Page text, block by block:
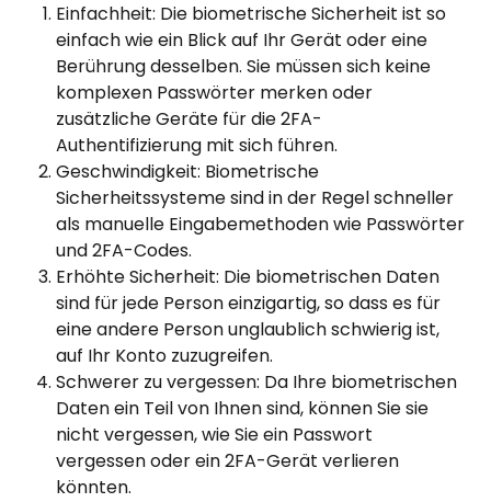
Einfachheit: Die biometrische Sicherheit ist so
einfach wie ein Blick auf Ihr Gerät oder eine
Berührung desselben. Sie müssen sich keine
komplexen Passwörter merken oder
zusätzliche Geräte für die 2FA-
Authentifizierung mit sich führen.
Geschwindigkeit: Biometrische
Sicherheitssysteme sind in der Regel schneller
als manuelle Eingabemethoden wie Passwörter
und 2FA-Codes.
Erhöhte Sicherheit: Die biometrischen Daten
sind für jede Person einzigartig, so dass es für
eine andere Person unglaublich schwierig ist,
auf Ihr Konto zuzugreifen.
Schwerer zu vergessen: Da Ihre biometrischen
Daten ein Teil von Ihnen sind, können Sie sie
nicht vergessen, wie Sie ein Passwort
vergessen oder ein 2FA-Gerät verlieren
könnten.